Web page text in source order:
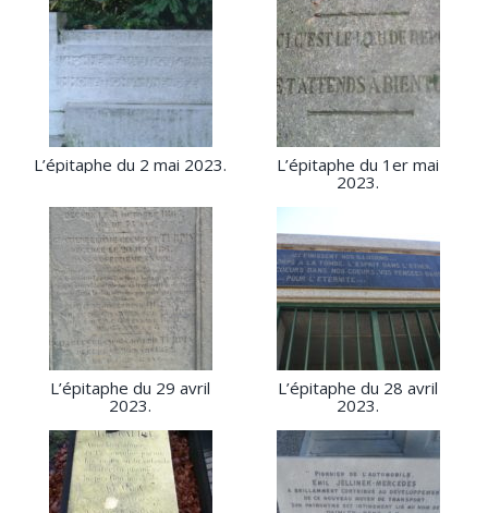
L’épitaphe du 2 mai 2023.
L’épitaphe du 1er mai
2023.
L’épitaphe du 29 avril
2023.
L’épitaphe du 28 avril
2023.